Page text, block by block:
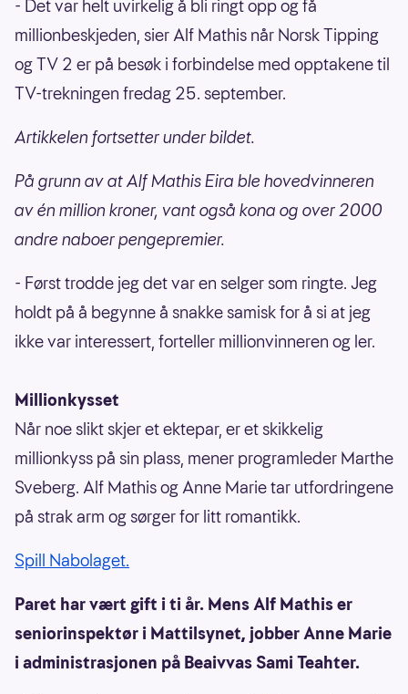
- Det var helt uvirkelig å bli ringt opp og få
millionbeskjeden, sier Alf Mathis når Norsk Tipping
og TV 2 er på besøk i forbindelse med opptakene til
TV-trekningen fredag 25. september.
Artikkelen fortsetter under bildet.
På grunn av at Alf Mathis Eira ble hovedvinneren
av én million kroner, vant også kona og over 2000
andre naboer pengepremier.
- Først trodde jeg det var en selger som ringte. Jeg
holdt på å begynne å snakke samisk for å si at jeg
ikke var interessert, forteller millionvinneren og ler.
Millionkysset
Når noe slikt skjer et ektepar, er et skikkelig
millionkyss på sin plass, mener programleder Marthe
Sveberg. Alf Mathis og Anne Marie tar utfordringene
på strak arm og sørger for litt romantikk.
Spill Nabolaget.
Paret har vært gift i ti år. Mens Alf Mathis er
seniorinspektør i Mattilsynet, jobber Anne Marie
i administrasjonen på Beaivvas Sami Teahter.